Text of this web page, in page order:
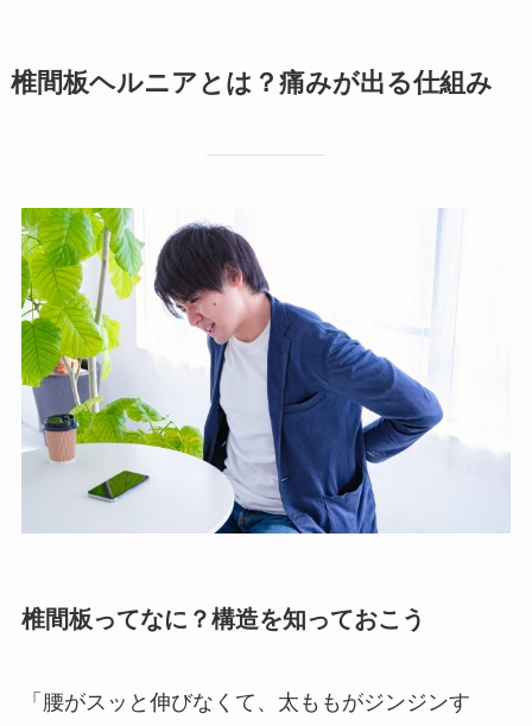
椎間板ヘルニアとは？痛みが出る仕組み
椎間板ってなに？構造を知っておこう
「腰がスッと伸びなくて、太ももがジンジンす